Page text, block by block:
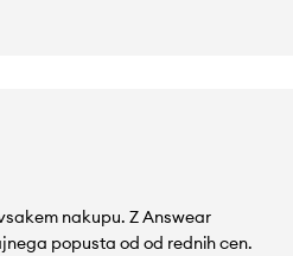
nakupu. Z Answear
popusta od od rednih cen.